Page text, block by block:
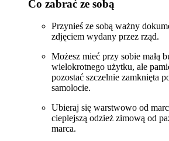
Co zabrać ze sobą
Przynieś ze sobą ważny
zdjęciem wydany przez rząd.
Możesz mieć przy sobie małą
wielokrotnego użytku, ale
pozostać szczelnie zamknięta
samolocie.
Ubieraj się warstwowo od
cieplejszą odzież zimową od
marca.